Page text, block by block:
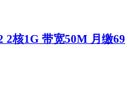
2核1G 带宽50M 月缴69